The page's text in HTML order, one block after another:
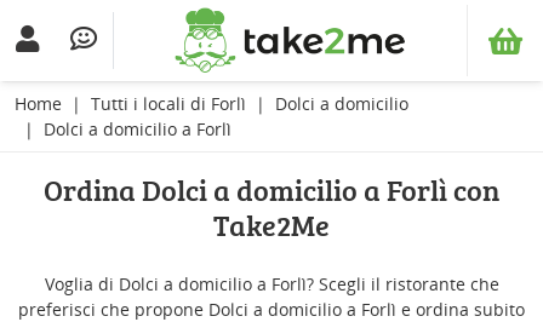
Home Tutti i locali di Forlì
Dolci a domicilio
Dolci a domicilio a Forlì
Ordina Dolci a domicilio a Forlì con
Take2Me
Voglia di Dolci a domicilio a Forlì? Scegli il ristorante che
preferisci che propone Dolci a domicilio a Forlì e ordina subito